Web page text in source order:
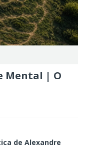
Mental | O
de Alexandre